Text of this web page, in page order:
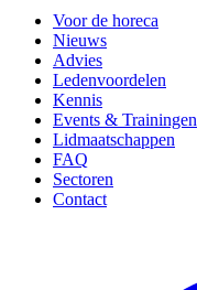
Voor de horeca
Nieuws
Advies
Ledenvoordelen
Kennis
Events & Trainingen
Lidmaatschappen
FAQ
Sectoren
Contact